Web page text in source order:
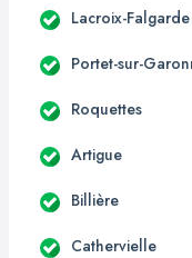
Lacroix-Falgarde
Portet-sur-
Roquettes
Artigue
Billière
Cathervielle